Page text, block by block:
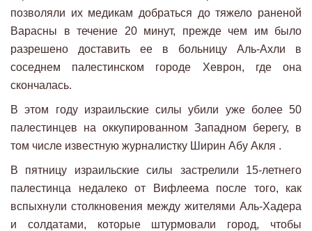
позволяли их медикам добраться до тяжело раненой
Варасны в течение 20 минут, прежде чем им было
разрешено доставить ее в больницу Аль-Ахли в
соседнем палестинском городе Хеврон, где она
скончалась.
В этом году израильские силы убили уже более 50
палестинцев на оккупированном Западном берегу, в
том числе известную журналистку Ширин Абу Акля .
В пятницу израильские силы застрелили 15-летнего
палестинца недалеко от Вифлеема после того, как
вспыхнули столкновения между жителями Аль-Хадера
и солдатами, которые штурмовали город, чтобы